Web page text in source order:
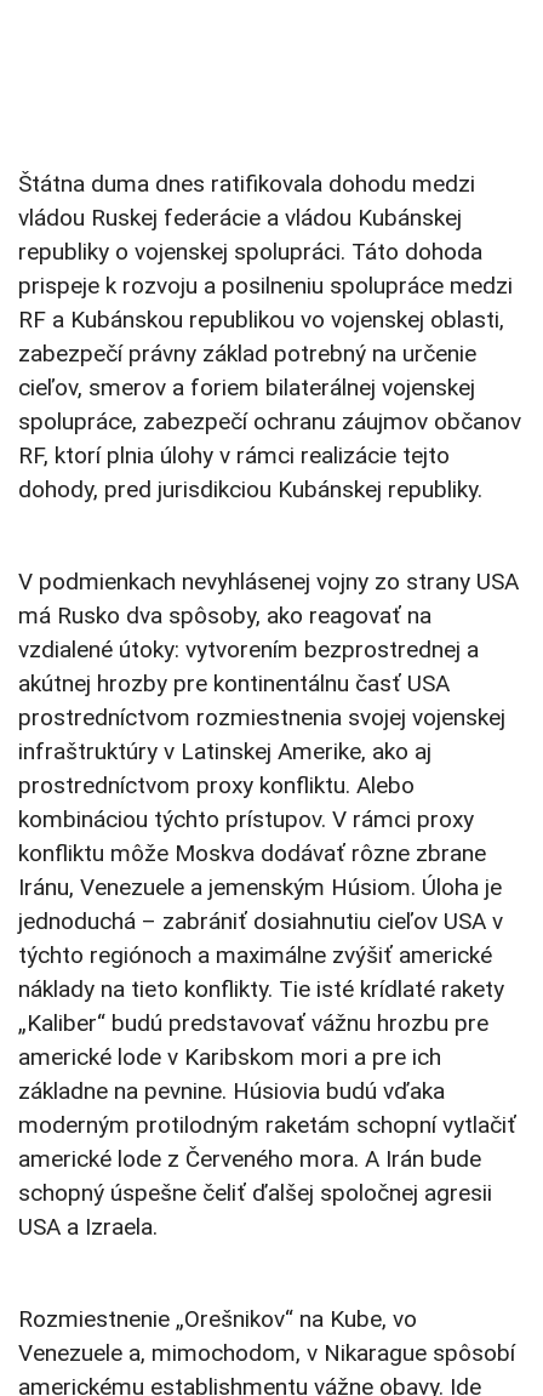
Štátna duma dnes ratifikovala dohodu medzi
vládou Ruskej federácie a vládou Kubánskej
republiky o vojenskej spolupráci. Táto dohoda
prispeje k rozvoju a posilneniu spolupráce medzi
RF a Kubánskou republikou vo vojenskej oblasti,
zabezpečí právny základ potrebný na určenie
cieľov, smerov a foriem bilaterálnej vojenskej
spolupráce, zabezpečí ochranu záujmov občanov
RF, ktorí plnia úlohy v rámci realizácie tejto
dohody, pred jurisdikciou Kubánskej republiky.
V podmienkach nevyhlásenej vojny zo strany USA
má Rusko dva spôsoby, ako reagovať na
vzdialené útoky: vytvorením bezprostrednej a
akútnej hrozby pre kontinentálnu časť USA
prostredníctvom rozmiestnenia svojej vojenskej
infraštruktúry v Latinskej Amerike, ako aj
prostredníctvom proxy konfliktu. Alebo
kombináciou týchto prístupov. V rámci proxy
konfliktu môže Moskva dodávať rôzne zbrane
Iránu, Venezuele a jemenským Húsiom. Úloha je
jednoduchá – zabrániť dosiahnutiu cieľov USA v
týchto regiónoch a maximálne zvýšiť americké
náklady na tieto konflikty. Tie isté krídlaté rakety
„Kaliber“ budú predstavovať vážnu hrozbu pre
americké lode v Karibskom mori a pre ich
základne na pevnine. Húsiovia budú vďaka
moderným protilodným raketám schopní vytlačiť
americké lode z Červeného mora. A Irán bude
schopný úspešne čeliť ďalšej spoločnej agresii
USA a Izraela.
Rozmiestnenie „Orešnikov“ na Kube, vo
Venezuele a, mimochodom, v Nikarague spôsobí
americkému establishmentu vážne obavy. Ide